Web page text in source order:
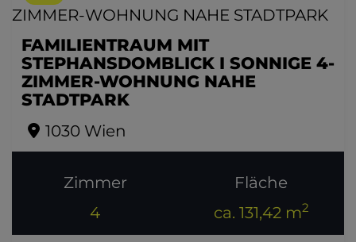
FAMILIENTRAUM MIT
STEPHANSDOMBLICK I SONNIGE 4-
ZIMMER-WOHNUNG NAHE
STADTPARK
1030 Wien
Zimmer
4
Fläche
ca. 131,42 m2